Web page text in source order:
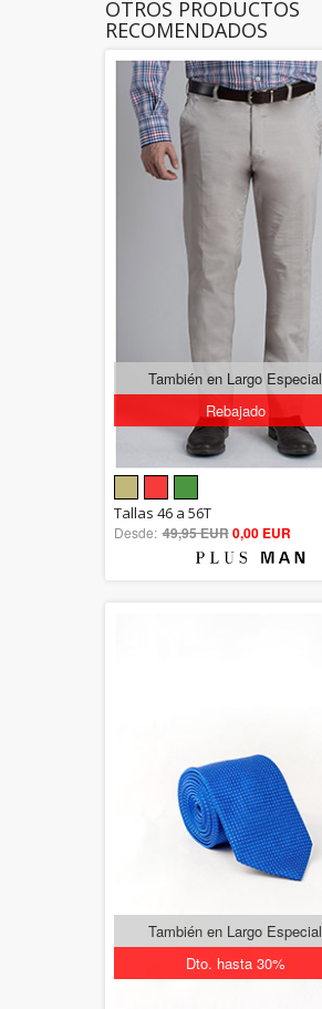
OTROS PRODUCTOS
RECOMENDADOS
Rebajado
También en Largo Especial
5.00
out of 5
Tallas 46 a 56T
Desde: 49,95 EUR0,00 EUR
Dto. hasta 30%
También en Largo Especial